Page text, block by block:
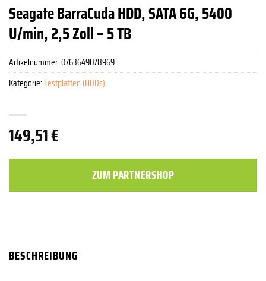
Seagate BarraCuda HDD, SATA 6G, 5400
U/min, 2,5 Zoll – 5 TB
149,51€
ZUM PARTNERSHOP
Artikelnummer:0763649078969
Kategorie:Festplatten (HDDs)
BESCHREIBUNG